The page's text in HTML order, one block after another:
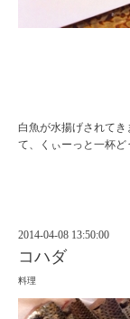
白魚が水揚げされて
て、くぃーっと一杯ど
2014-04-08 13:50:00
コハダ
料理